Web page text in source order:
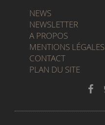
NEWS
NEWSLETTER
A PROPOS
MENTIONS LÉGALES
CONTACT
PLAN DU SITE